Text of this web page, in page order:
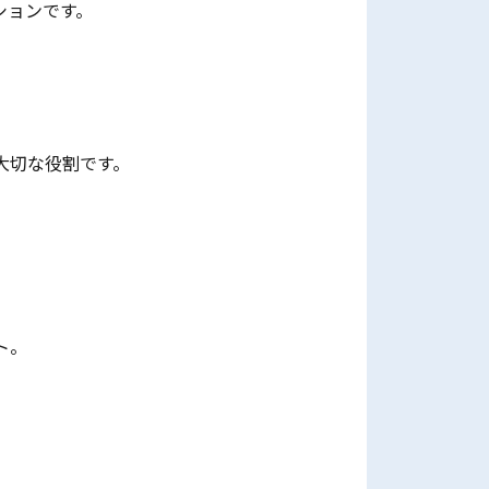
ンです。
な役割です。